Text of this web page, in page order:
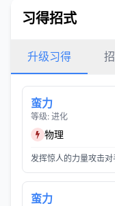
习得招式
升级习得
蛮力
等级: 进化
物理
发挥惊人的力量攻击对
蛮力